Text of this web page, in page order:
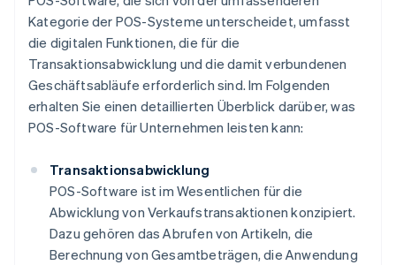
Kategorie der POS-Systeme unterscheidet, umfasst
die digitalen Funktionen, die für die
Transaktionsabwicklung und die damit verbundenen
Geschäftsabläufe erforderlich sind. Im Folgenden
erhalten Sie einen detaillierten Überblick darüber, was
POS-Software für Unternehmen leisten kann:
Transaktionsabwicklung
POS-Software ist im Wesentlichen für die
Abwicklung von Verkaufstransaktionen konzipiert.
Dazu gehören das Abrufen von Artikeln, die
Berechnung von Gesamtbeträgen, die Anwendung